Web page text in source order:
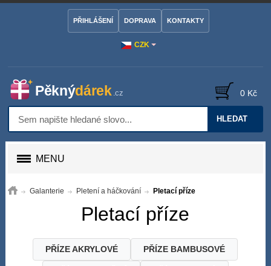
CZK
PŘIHLÁŠENÍ DOPRAVA KONTAKTY
HLEDAT
0 Kč
MENU
Galanterie Pletení a háčkování Pletací příze
Pletací příze
PŘÍZE AKRYLOVÉ PŘÍZE BAMBUSOVÉ